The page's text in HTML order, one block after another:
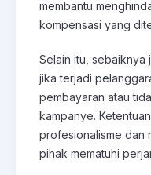
membantu
kompensasi yang
Selain itu, sebaiknya
jika terjadi
pembayaran atau
kampanye.
profesionalisme dan
pihak mematuhi